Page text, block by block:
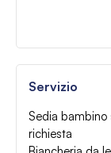
Servizio
Sedia bambino
richiesta